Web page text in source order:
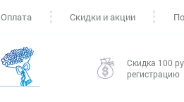
Оплата Скидки и акции
Скидка 100
регистрацию